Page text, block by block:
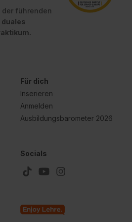
führenden
Für dich
Inserieren
Anmelden
Ausbildungsbarometer 2026
Socials